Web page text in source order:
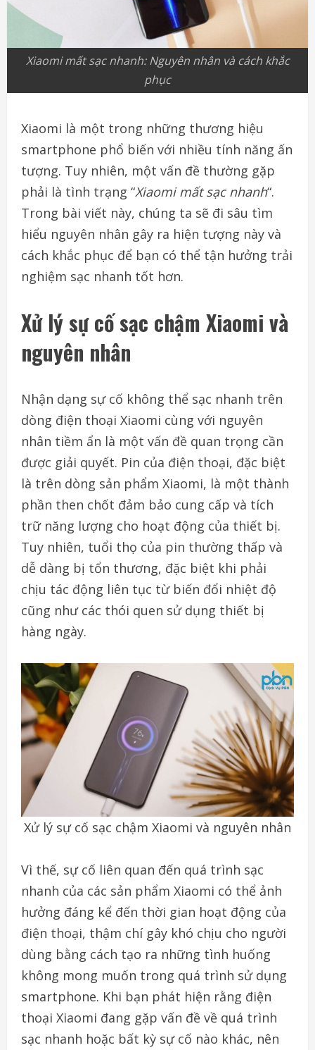
Xiaomi mất sạc nhanh: Nguyên nhân và cách khắc
phục
Xiaomi là một trong những thương hiệu
smartphone phổ biến với nhiều tính năng ấn
tượng. Tuy nhiên, một vấn đề thường gặp
phải là tình trạng “Xiaomi mất sạc nhanh“.
Trong bài viết này, chúng ta sẽ đi sâu tìm
hiểu nguyên nhân gây ra hiện tượng này và
cách khắc phục để bạn có thể tận hưởng trải
nghiệm sạc nhanh tốt hơn.
Xử lý sự cố sạc chậm Xiaomi và
nguyên nhân
Nhận dạng sự cố không thể sạc nhanh trên
dòng điện thoại Xiaomi cùng với nguyên
nhân tiềm ẩn là một vấn đề quan trọng cần
được giải quyết. Pin của điện thoại, đặc biệt
là trên dòng sản phẩm Xiaomi, là một thành
phần then chốt đảm bảo cung cấp và tích
trữ năng lượng cho hoạt động của thiết bị.
Tuy nhiên, tuổi thọ của pin thường thấp và
dễ dàng bị tổn thương, đặc biệt khi phải
chịu tác động liên tục từ biến đổi nhiệt độ
cũng như các thói quen sử dụng thiết bị
hàng ngày.
Xử lý sự cố sạc chậm Xiaomi và nguyên nhân
Vì thế, sự cố liên quan đến quá trình sạc
nhanh của các sản phẩm Xiaomi có thể ảnh
hưởng đáng kể đến thời gian hoạt động của
điện thoại, thậm chí gây khó chịu cho người
dùng bằng cách tạo ra những tình huống
không mong muốn trong quá trình sử dụng
smartphone. Khi bạn phát hiện rằng điện
thoại Xiaomi đang gặp vấn đề về quá trình
sạc nhanh hoặc bất kỳ sự cố nào khác, nên